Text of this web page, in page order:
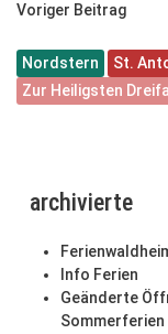
Voriger Beitrag
Nordstern St.
Zur Heiligsten
archivierte
Info Ferien
Geänderte
Sommerferien